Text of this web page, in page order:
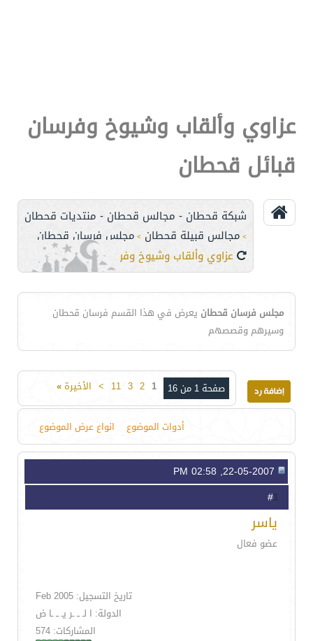
عزاوي وألقاب وشيوخ وفرسان
قبائل قحطان
شبكة قحطان - مجالس قحطان - منتديات قحطان
> مجالس قبيلة قحطان > مجلس فرسان قحطان
عزاوي وألقاب وشيوخ وفرسان قبائل قحطان
مجلس فرسان قحطان يعرض في هذا القسم فرسان قحطان
وسيرهم وقصصهم
صفحة 1 من 16 1
2
3
11
> الأخيرة»
أدوات الموضوع انواع عرض الموضوع
1
ياسر
عضو فعال
تاريخ التسجيل: Feb 2005
الدولة: ا لـ ــ ـر يـ ــ ـا ض
المشاركات: 574